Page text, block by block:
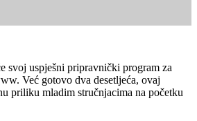
svoj uspješni pripravnički program za
Već gotovo dva desetljeća, ovaj
priliku mladim stručnjacima na početku